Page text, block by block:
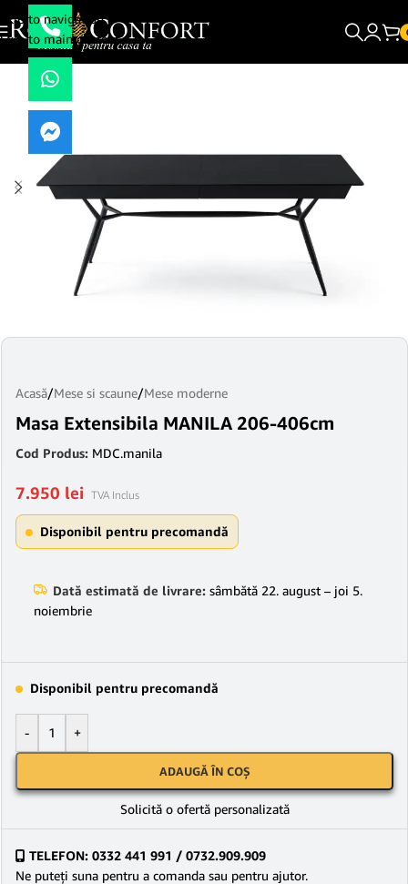
Skip to navigation
Skip to main content
Acasă/Mese si scaune/Mese moderne
Masa Extensibila MANILA 206-406cm
Cod Produs: MDC.manila
7.950 lei TVA Inclus
Disponibil pentru precomandă
Dată estimată de livrare: sâmbătă 22. august – joi 5.
noiembrie
Disponibil pentru precomandă
- +
ADAUGĂ ÎN COȘ
Solicită o ofertă personalizată
TELEFON: 0332 441 991 / 0732.909.909
Ne puteţi suna pentru a comanda sau pentru ajutor.